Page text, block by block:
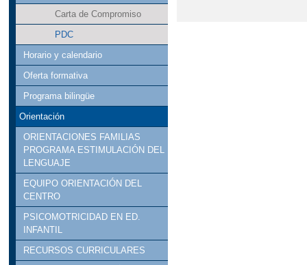
Carta de Compromiso
PDC
Horario y calendario
Oferta formativa
Programa bilingüe
Orientación
ORIENTACIONES FAMILIAS
PROGRAMA ESTIMULACIÓN DEL
LENGUAJE
EQUIPO ORIENTACIÓN DEL
CENTRO
PSICOMOTRICIDAD EN ED.
INFANTIL
RECURSOS CURRICULARES